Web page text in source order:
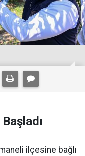
ilçesine bağlı